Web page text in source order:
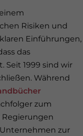
Risiken und
Einführungen,
das
Seit 1999 sind wir
Während
zum
zur